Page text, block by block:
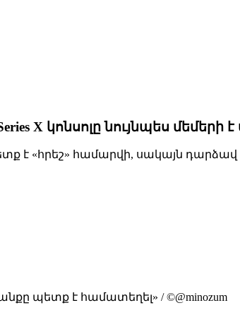
X կոնսոլը նույնպես մեմերի
է «հրեշ» համարվի, սակայն
պետք է համատեղել» / ©@minozum